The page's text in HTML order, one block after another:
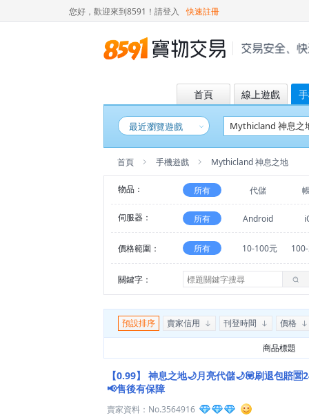
您好，歡迎來到8591！ 請登入 快速註冊
首頁 線上遊戲
最近瀏覽遊戲
首頁 手機遊戲 Mythicland 神息之地
物品： 所有 代儲
伺服器： 所有 Android
價格範圍： 所有 10-100元
關鍵字：
預設排序 賣家信用 刊登時間 價格
商品標題
【0.99】
神息之地🌙月亮代儲🌙💟刷退包賠
📢售後有保障
賣家資料： No.3564916